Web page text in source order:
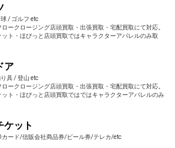
/ ゴルフ etc
ークロージング店頭買取・出張買取・宅配買取にて対応。
ット・ほびっと店頭買取ではキャラクターアパレルのみ取
ア
具 / 登山 etc
ークロージング店頭買取・出張買取・宅配買取にて対応。
ット・ほびっと店頭買取ではではキャラクターアパレルのみ
ケット
カード/信販会社商品券/ビール券/テレカ/etc